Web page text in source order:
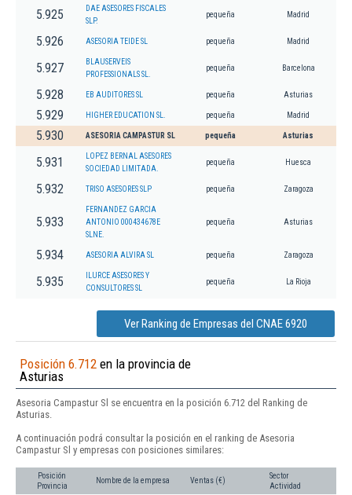
5.925
DAE ASESORES FISCALES
SLP.
pequeña Madrid
5.926 ASESORIA TEIDE SL pequeña Madrid
5.927
BLAUSERVEIS
PROFESSIONALS SL.
pequeña Barcelona
5.928 EB AUDITORES SL pequeña Asturias
5.929 HIGHER EDUCATION SL. pequeña Madrid
5.930 ASESORIA CAMPASTUR SL pequeña Asturias
5.931
LOPEZ BERNAL ASESORES
SOCIEDAD LIMITADA.
pequeña Huesca
5.932 TRISO ASESORES SLP pequeña Zaragoza
5.933
FERNANDEZ GARCIA
ANTONIO 000434678E
SLNE.
pequeña Asturias
5.934 ASESORIA ALVIRA SL pequeña Zaragoza
5.935
ILURCE ASESORES Y
CONSULTORES SL
pequeña La Rioja
Ver Ranking de Empresas del CNAE 6920
Posición 6.712 en la provincia de
Asturias
Asesoria Campastur Sl se encuentra en la posición 6.712 del Ranking de
Asturias.
A continuación podrá consultar la posición en el ranking de Asesoria
Campastur Sl y empresas con posiciones similares:
Posición
Provincia
Nombre de la empresa Ventas (€)
Sector
Actividad